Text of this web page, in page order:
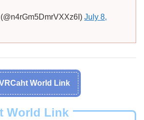
July 8,
World Link
World Link